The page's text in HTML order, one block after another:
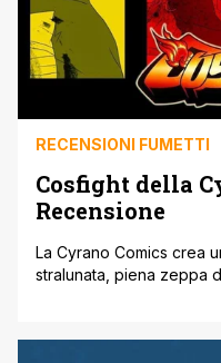
RECENSIONI FUMETTI
Cosfight della
Recensione
La Cyrano Comics crea
stralunata, piena zeppa
staff di appassionati